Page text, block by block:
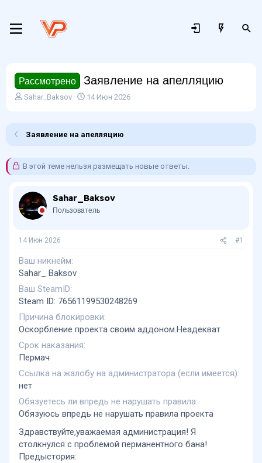
Рассмотрено Заявление на апелляцию
А
р
м
Sahar_Baksov
Д
н
а
14 Июн 2026
Заявление на апелляцию
В этой теме нельзя размещать новые ответы.
Sahar_Baksov
Пользователь
14 Июн 2026 #1
Ваш никнейм
Sahar_ Baksov
Ваш SteamID
Steam ID: 76561199530248269
Причина блокировки
Оскорбление проекта своим аддоном.Неадекват
Срок наказания
Пермач
Ссылка на жалобу на администратора (если имеется)
нет
Обязуетесь ли впредь не нарушать правила
Обязуюсь впредь не нарушать правила проекта
Здравствуйте,уважаемая администрация! Я
столкнулся с проблемой перманентного бана!
Предыстория: